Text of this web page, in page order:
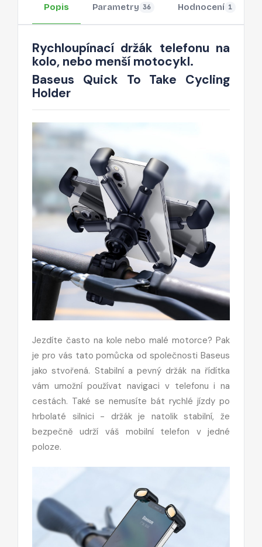
Popis Parametry 36 Hodnocení 1
Rychloupínací držák telefonu na
kolo, nebo menší motocykl.
Baseus Quick To Take Cycling
Holder
Jezdíte často na kole nebo malé motorce? Pak
je pro vás tato pomůcka od společnosti Baseus
jako stvořená. Stabilní a pevný držák na řídítka
vám umožní používat navigaci v telefonu i na
cestách. Také se nemusíte bát rychlé jízdy po
hrbolaté silnici - držák je natolik stabilní, že
bezpečně udrží váš mobilní telefon v jedné
poloze.